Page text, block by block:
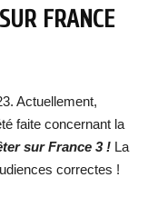
FRANCE
Actuellement,
faite concernant la
sur France 3 ! La
correctes !